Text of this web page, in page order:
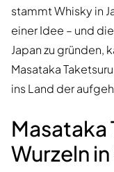
stammt Whisky in
einer Idee – und
Japan zu gründen,
Masataka
ins Land der
Masataka
Wurzeln